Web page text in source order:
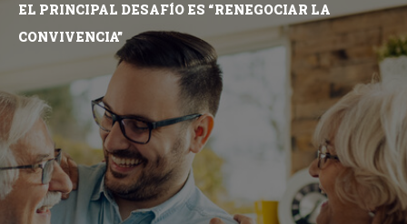
EL PRINCIPAL DESAFÍO ES “RENEGOCIAR LA
CONVIVENCIA”